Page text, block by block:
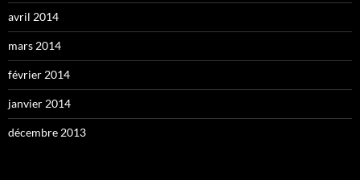
avril 2014
mars 2014
février 2014
janvier 2014
décembre 2013